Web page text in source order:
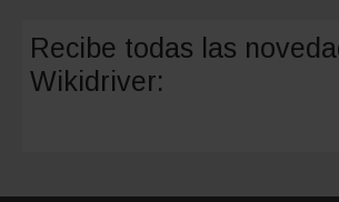
Recibe todas las
Wikidriver: